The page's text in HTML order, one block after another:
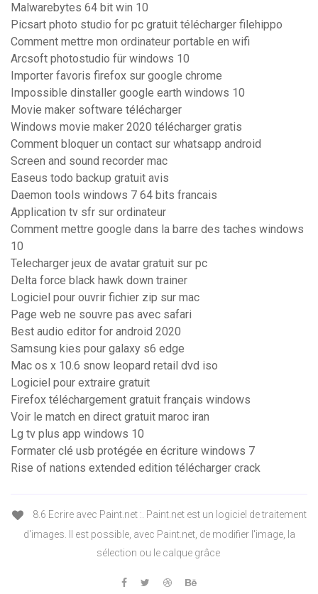
Malwarebytes 64 bit win 10
Picsart photo studio for pc gratuit télécharger filehippo
Comment mettre mon ordinateur portable en wifi
Arcsoft photostudio für windows 10
Importer favoris firefox sur google chrome
Impossible dinstaller google earth windows 10
Movie maker software télécharger
Windows movie maker 2020 télécharger gratis
Comment bloquer un contact sur whatsapp android
Screen and sound recorder mac
Easeus todo backup gratuit avis
Daemon tools windows 7 64 bits francais
Application tv sfr sur ordinateur
Comment mettre google dans la barre des taches windows
10
Telecharger jeux de avatar gratuit sur pc
Delta force black hawk down trainer
Logiciel pour ouvrir fichier zip sur mac
Page web ne souvre pas avec safari
Best audio editor for android 2020
Samsung kies pour galaxy s6 edge
Mac os x 10.6 snow leopard retail dvd iso
Logiciel pour extraire gratuit
Firefox téléchargement gratuit français windows
Voir le match en direct gratuit maroc iran
Lg tv plus app windows 10
Formater clé usb protégée en écriture windows 7
Rise of nations extended edition télécharger crack
8.6 Ecrire avec Paint.net :. Paint.net est un logiciel de traitement
d'images. Il est possible, avec Paint.net, de modifier l'image, la
sélection ou le calque grâce